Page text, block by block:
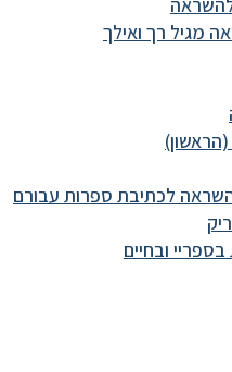
מגיל רך ואילך
לכתיבת ספרות עבורם
ובחיים